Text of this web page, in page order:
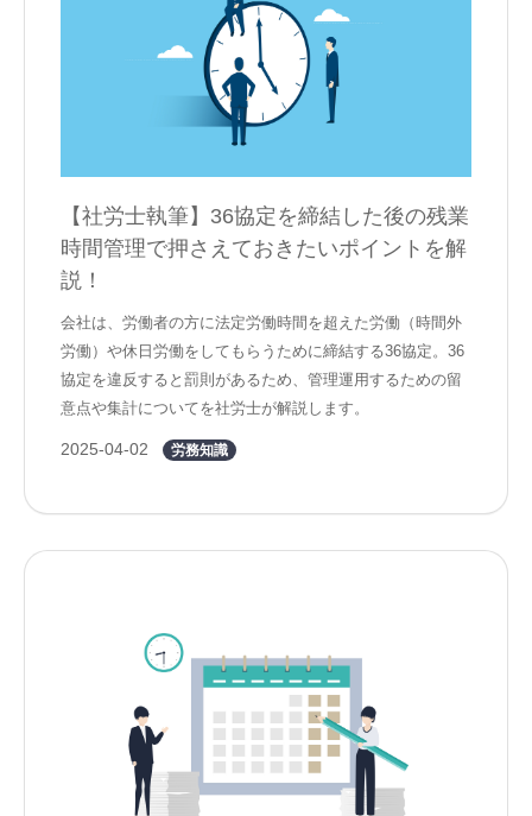
【社労士執筆】36協定を締結した後の残業
時間管理で押さえておきたいポイントを解
説！
会社は、労働者の方に法定労働時間を超えた労働（時間外
労働）や休日労働をしてもらうために締結する36協定。36
協定を違反すると罰則があるため、管理運用するための留
意点や集計についてを社労士が解説します。
2025-04-02 労務知識